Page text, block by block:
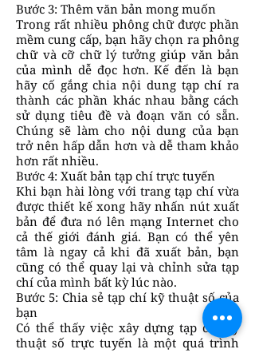
Bước 3: Thêm văn bản mong muốn
Trong rất nhiều phông chữ được phần
mềm cung cấp, bạn hãy chọn ra phông
chữ và cỡ chữ lý tưởng giúp văn bản
của mình dễ đọc hơn. Kế đến là bạn
hãy cố gắng chia nội dung tạp chí ra
thành các phần khác nhau bằng cách
sử dụng tiêu đề và đoạn văn có sẵn.
Chúng sẽ làm cho nội dung của bạn
trở nên hấp dẫn hơn và dễ tham khảo
hơn rất nhiều.
Bước 4: Xuất bản tạp chí trực tuyến
Khi bạn hài lòng với trang tạp chí vừa
được thiết kế xong hãy nhấn nút xuất
bản để đưa nó lên mạng Internet cho
cả thế giới đánh giá. Bạn có thể yên
tâm là ngay cả khi đã xuất bản, bạn
cũng có thể quay lại và chỉnh sửa tạp
chí của mình bất kỳ lúc nào.
Bước 5: Chia sẻ tạp chí kỹ thuật số của
bạn
Có thể thấy việc xây dựng tạp chí kỹ
thuật số trực tuyến là một quá trình